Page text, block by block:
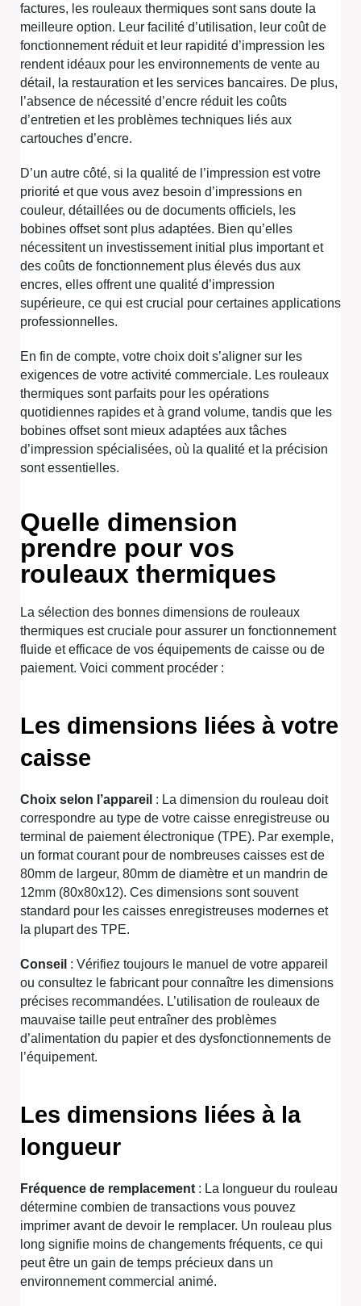
factures, les rouleaux thermiques sont sans doute la
meilleure option. Leur facilité d’utilisation, leur coût de
fonctionnement réduit et leur rapidité d’impression les
rendent idéaux pour les environnements de vente au
détail, la restauration et les services bancaires. De plus,
l’absence de nécessité d’encre réduit les coûts
d’entretien et les problèmes techniques liés aux
cartouches d’encre.
D’un autre côté, si la qualité de l’impression est votre
priorité et que vous avez besoin d’impressions en
couleur, détaillées ou de documents officiels, les
bobines offset sont plus adaptées. Bien qu’elles
nécessitent un investissement initial plus important et
des coûts de fonctionnement plus élevés dus aux
encres, elles offrent une qualité d’impression
supérieure, ce qui est crucial pour certaines applications
professionnelles.
En fin de compte, votre choix doit s’aligner sur les
exigences de votre activité commerciale. Les rouleaux
thermiques sont parfaits pour les opérations
quotidiennes rapides et à grand volume, tandis que les
bobines offset sont mieux adaptées aux tâches
d’impression spécialisées, où la qualité et la précision
sont essentielles.
Quelle dimension
prendre pour vos
rouleaux thermiques
La sélection des bonnes dimensions de rouleaux
thermiques est cruciale pour assurer un fonctionnement
fluide et efficace de vos équipements de caisse ou de
paiement. Voici comment procéder :
Les dimensions liées à votre
caisse
Choix selon l’appareil : La dimension du rouleau doit
correspondre au type de votre caisse enregistreuse ou
terminal de paiement électronique (TPE). Par exemple,
un format courant pour de nombreuses caisses est de
80mm de largeur, 80mm de diamètre et un mandrin de
12mm (80x80x12). Ces dimensions sont souvent
standard pour les caisses enregistreuses modernes et
la plupart des TPE.
Conseil : Vérifiez toujours le manuel de votre appareil
ou consultez le fabricant pour connaître les dimensions
précises recommandées. L’utilisation de rouleaux de
mauvaise taille peut entraîner des problèmes
d’alimentation du papier et des dysfonctionnements de
l’équipement.
Les dimensions liées à la
longueur
Fréquence de remplacement : La longueur du rouleau
détermine combien de transactions vous pouvez
imprimer avant de devoir le remplacer. Un rouleau plus
long signifie moins de changements fréquents, ce qui
peut être un gain de temps précieux dans un
environnement commercial animé.